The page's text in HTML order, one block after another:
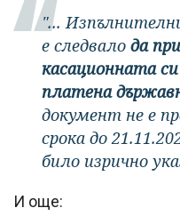
"...
е следвало да
касационната
платена
документ не е
срока до
било изрично
И още: